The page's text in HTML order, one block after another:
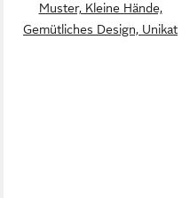
Muster, Kleine Hände,
Gemütliches Design, Unikat